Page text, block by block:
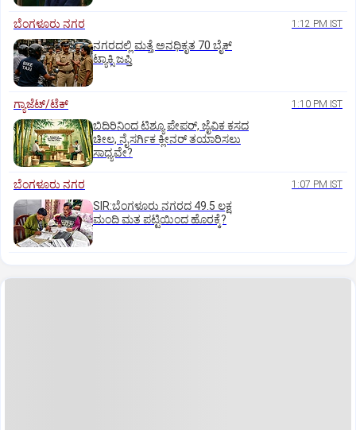
ಬೆಂಗಳೂರು ನಗರ 1:12 PM IST
ನಗರದಲ್ಲಿ ಮತ್ತೆ ಅನಧಿಕೃತ 70 ಬೈಕ್‌
ಟ್ಯಾಕ್ಸಿ ಜಪ್ತಿ
ಗ್ಯಾಜೆಟ್/ಟೆಕ್ 1:10 PM IST
ಬಿದಿರಿನಿಂದ ಟಿಶ್ಯೂ ಪೇಪರ್‌, ಜೈವಿಕ ಕಸದ
ಚೀಲ, ನೈಸರ್ಗಿಕ ಕ್ಲೀನರ್‌ ತಯಾರಿಸಲು
ಸಾಧ್ಯವೇ?
ಬೆಂಗಳೂರು ನಗರ 1:07 PM IST
SIR:ಬೆಂಗಳೂರು ನಗರದ 49.5 ಲಕ್ಷ
ಮಂದಿ ಮತ ಪಟ್ಟಿಯಿಂದ ಹೊರಕ್ಕೆ?